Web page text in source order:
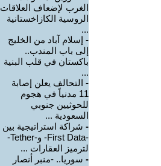
الغرب لإضعاف العلاقات
الروسية الكازاخستانية
...
- إسلام آباد من الخليج
إلى باب المندب..
باكستان في قلب البنية
...
- التحالف يعلن إصابة
11 مدنياً في هجوم
للحوثيين جنوبي
السعودية ...
- شراكة استراتيجية بين
-First Data- و-Tether-
لترميز العقارات ...
- سوريا.. -منبر أنصار